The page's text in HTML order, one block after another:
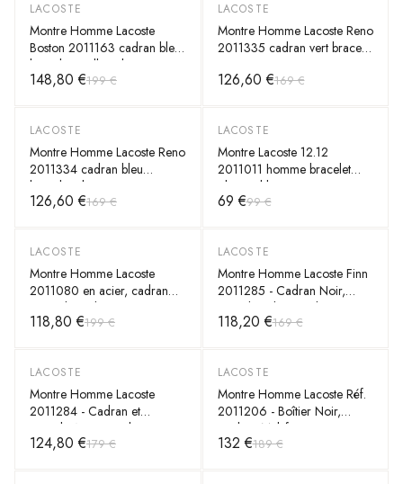
-25%
LACOSTE
Montre Homme Lacoste
Boston 2011163 cadran bleu
bracelet maille milanaise
148,80 €199 €
-25%
LACOSTE
Montre Homme Lacoste Reno
2011335 cadran vert bracelet
126,60 €169 €
-25%
LACOSTE
Montre Homme Lacoste Reno
2011334 cadran bleu
bracelet silicone
126,60 €169 €
-30%
LACOSTE
Montre Lacoste 12.12
2011011 homme bracelet
silicone bleu
69 €99 €
-40%
LACOSTE
Montre Homme Lacoste
2011080 en acier, cadran
vert et bracelet argent
118,80 €199 €
-30%
LACOSTE
Montre Homme Lacoste Finn
2011285 - Cadran Noir,
Bracelet Silicone Bleu
118,20 €169 €
-30%
LACOSTE
Montre Homme Lacoste
2011284 - Cadran et
Bracelet Noir en Silicone
124,80 €179 €
-30%
LACOSTE
Montre Homme Lacoste Réf.
2011206 - Boîtier Noir,
Cadran Multifonctions,
Bracelet Silicone
132 €189 €